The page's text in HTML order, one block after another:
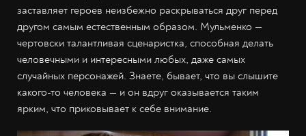
заставляет героев неизбежно раскрываться друг перед
другом самым естественным образом. Мульменко —
чертовски талантливая сценаристка, способная делать
человечными и интересными любых, даже самых
случайных персонажей. Знаете, бывает, что вы слышите
какого-то человека — и он вдруг оказывается таким
ярким, что приковывает к себе внимание.